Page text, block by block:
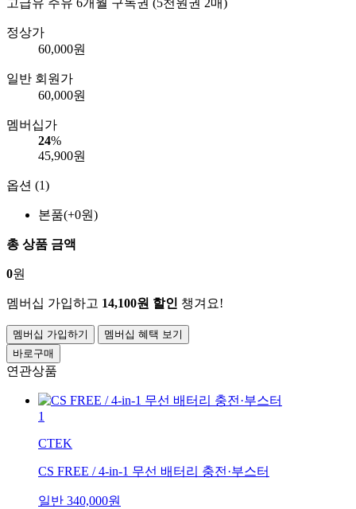
정상가
60,000원
일반 회원가
60,000원
멤버십가
24%
45,900원
옵션 (1)
본품(+0원)
총 상품 금액
0원
멤버십 가입하고 14,100원 할인 챙겨요!
멤버십 가입하기
멤버십 혜택 보기
바로구매
연관상품
1
CTEK
CS FREE / 4-in-1 무선 배터리 충전·부스터
일반 340,000원